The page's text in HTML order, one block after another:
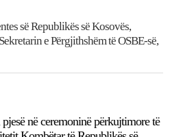
së Republikës së Kosovës,
e Përgjithshëm të OSBE-së,
në ceremoninë përkujtimore të